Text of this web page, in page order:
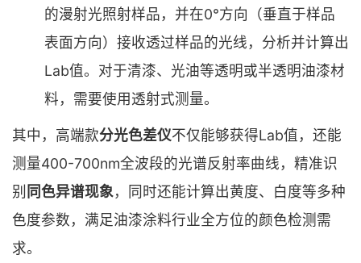
的漫射光照射样品，并在0°方向（垂直于样品
表面方向）接收透过样品的光线，分析并计算出
Lab值。对于清漆、光油等透明或半透明油漆材
料，需要使用透射式测量。
其中，高端款分光色差仪不仅能够获得Lab值，还能
测量400-700nm全波段的光谱反射率曲线，精准识
别 同色异谱现象，同时还能计算出黄度、白度等多种
色度参数，满足油漆涂料行业全方位的颜色检测需
求。